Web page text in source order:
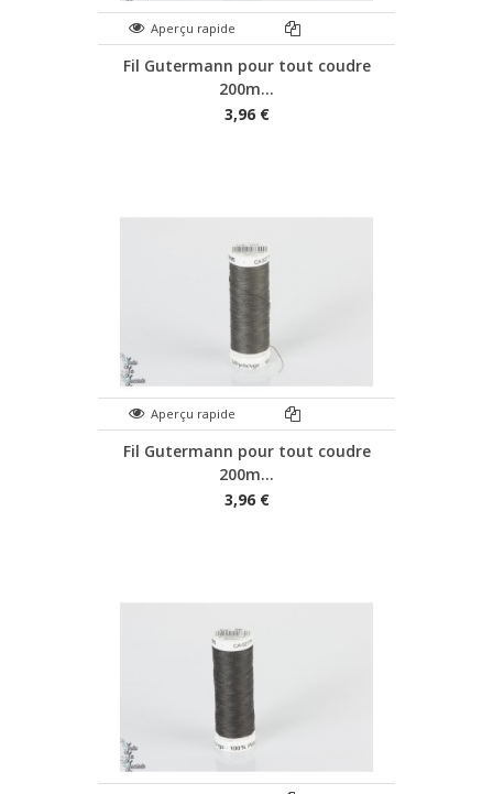
Aperçu rapide
Fil Gutermann pour tout coudre
200m...
3,96 €
Aperçu rapide
Fil Gutermann pour tout coudre
200m...
3,96 €